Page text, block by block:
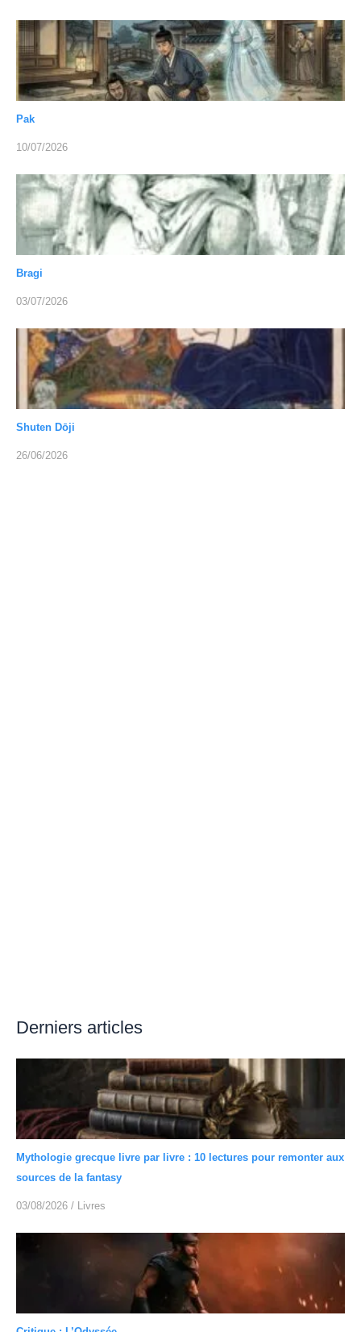
Pak
10/07/2026
Bragi
03/07/2026
Shuten Dōji
26/06/2026
Derniers articles
Mythologie grecque livre par livre : 10 lectures pour remonter aux
sources de la fantasy
03/08/2026 / Livres